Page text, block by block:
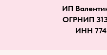
ИП
ОГРНИП
ИНН